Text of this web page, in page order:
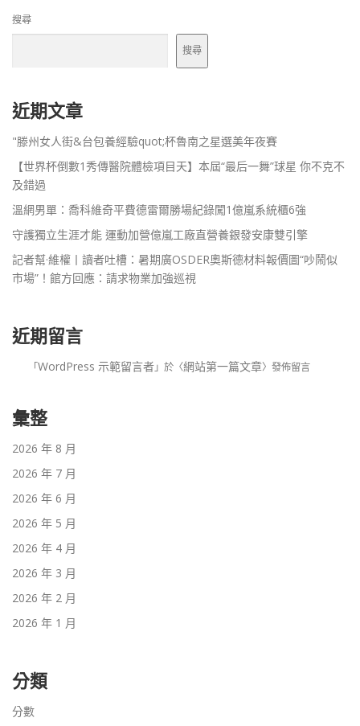
搜尋
搜尋
近期文章
"滕州女人街&台包養經驗quot;杯魯南之星選美年夜賽
【世界杯倒數1秀傳醫院體檢項目天】本屆“最后一舞”球星 你不克不
及錯過
溫網男單：喬科維奇平費德雷爾勝場紀錄闖1億嵐系統櫃6強
守護獨立生涯才能 運動加營億嵐工廠直營養銀發安康雙引擎
記者幫·維權丨讀者吐槽：暑期廣OSDER奧斯德材料報價圖“吵鬧似
市場”！館方回應：請求物業加強巡視
近期留言
「WordPress 示範留言者」於〈網站第一篇文章〉發佈留言
彙整
2026 年 8 月
2026 年 7 月
2026 年 6 月
2026 年 5 月
2026 年 4 月
2026 年 3 月
2026 年 2 月
2026 年 1 月
分類
分數